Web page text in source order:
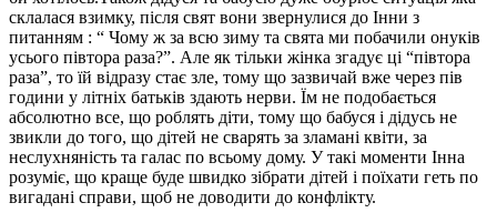
склалася взимку, після свят вони звернулися до Інни з
питанням : “ Чому ж за всю зиму та свята ми побачили онуків
усього півтора раза?”. Але як тільки жінка згадує ці “півтора
раза”, то їй відразу стає зле, тому що зазвичай вже через пів
години у літніх батьків здають нерви. Їм не подобається
абсолютно все, що роблять діти, тому що бабуся і дідусь не
звикли до того, що дітей не сварять за зламані квіти, за
неслухняність та галас по всьому дому. У такі моменти Інна
розуміє, що краще буде швидко зібрати дітей і поїхати геть по
вигадані справи, щоб не доводити до конфлікту.